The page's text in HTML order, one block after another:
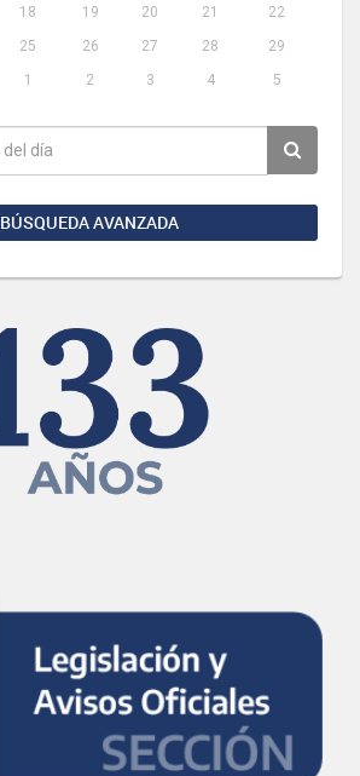
18 19 20 21
22
25 26 27 28
29
1 2 3 4 5
BÚSQUEDA AVANZADA